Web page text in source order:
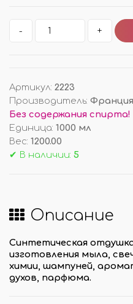
- +
Артикул: 2223
Производитель: Франция
Без содержания спирта!
Единица: 1000 мл
Вес: 1200.00
✔ В наличии: 5
Описание
Синтетическая
изготовления мыла,
химии, шампуней,
духов, парфюма.